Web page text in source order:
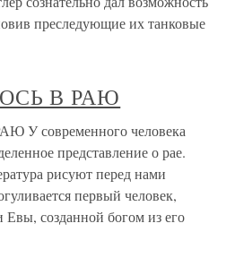
преследующие их танковые
В РАЮ
современного человека
представление о рае.
рисуют перед нами
первый человек,
созданной богом из его